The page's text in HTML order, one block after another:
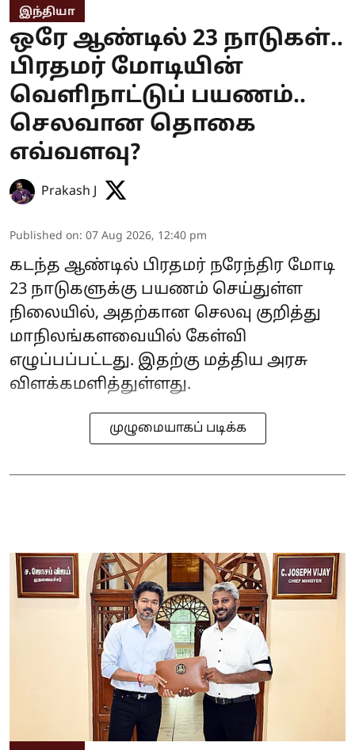
இந்தியா
ஒரே ஆண்டில் 23 நாடுகள்..
பிரதமர் மோடியின்
வெளிநாட்டுப் பயணம்..
செலவான தொகை
எவ்வளவு?
Prakash J
Published on: 07 Aug 2026, 12:40 pm
கடந்த ஆண்டில் பிரதமர் நரேந்திர மோடி
23 நாடுகளுக்கு பயணம் செய்துள்ள
நிலையில், அதற்கான செலவு குறித்து
மாநிலங்களவையில் கேள்வி
எழுப்பப்பட்டது. இதற்கு மத்திய அரசு
விளக்கமளித்துள்ளது.
முழுமையாகப் படிக்க